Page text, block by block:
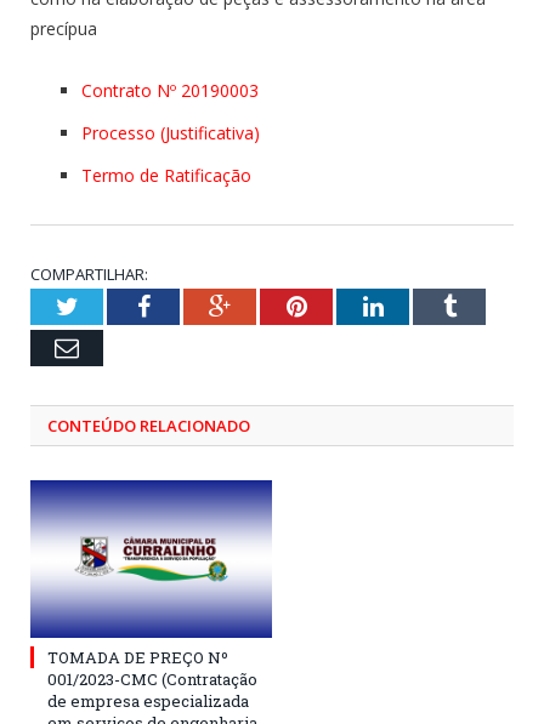
precípua
Contrato Nº 20190003
Processo (Justificativa)
Termo de Ratificação
COMPARTILHAR:
TwitterFacebookGoogle+PinterestLinkedInTumblr
Email
CONTEÚDO RELACIONADO
TOMADA DE PREÇO Nº
001/2023-CMC (Contratação
de empresa especializada